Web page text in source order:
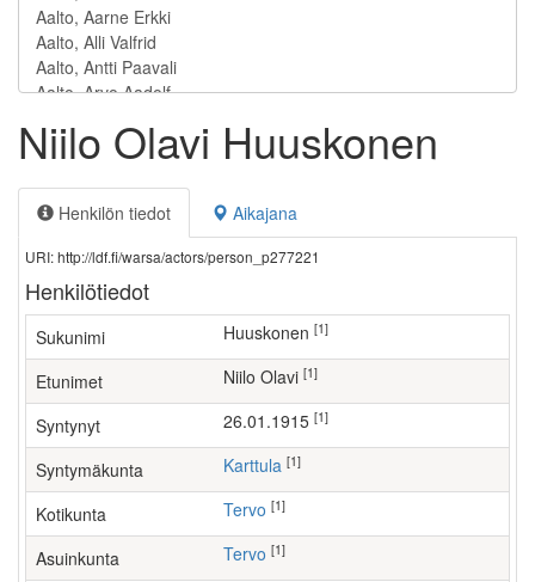
Niilo Olavi Huuskonen
Henkilön tiedot Aikajana
URI: http://ldf.fi/warsa/actors/person_p277221
Henkilötiedot
Sukunimi Huuskonen [1]
Etunimet Niilo Olavi [1]
Syntynyt 26.01.1915 [1]
Syntymäkunta Karttula [1]
Kotikunta Tervo [1]
Asuinkunta Tervo [1]